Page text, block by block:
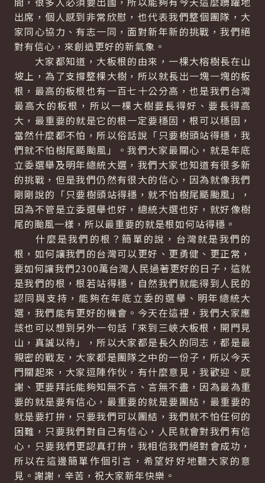
出席，個人感到非常欣慰，也代表我們整個團隊，大
家同心協力、有志一同，面對新年新的挑戰，我們絕
對有信心，來創造更好的新氣象。
大家都知道，大板根的由來，一棵大榕樹長在山
坡上，為了支撐整棵大樹，所以就長出一塊一塊的板
根，最高的板根也有一百七十公分高，也是我們台灣
最高大的板根，所以一棵大樹要長得好、要長得高
大，最重要的就是它的根一定要穩固，根可以穩固，
當然什麼都不怕，所以俗話說「只要樹頭站得穩，我
們就不怕樹尾颳颱風」。我們大家最關心，就是年底
立委選舉及明年總統大選，我們大家也知道有很多新
的挑戰，但是我們仍然有很大的信心，因為就像我們
剛剛說的「只要樹頭站得穩，就不怕樹尾颳颱風」，
因為不管是立委選舉也好，總統大選也好，就好像樹
尾的颱風一樣，所以最重要的就是根如何站得穩。
什麼是我們的根？簡單的說，台灣就是我們的
根，如何讓我們的台灣可以更好、更勇健、更正常，
要如何讓我們2300萬台灣人民過著更好的日子，這就
是我們的根，根若站得穩，自然我們就能得到人民的
認同與支持，能夠在年底立委的選舉、明年總統大
選，我們能有更好的機會。今天在這裡，我們大家應
該也可以想到另外一句話「來到三峽大板根，開門見
山，真誠以待」，所以大家都是長久的同志，都是最
親密的戰友，大家都是團隊之中的一份子，所以今天
門關起來，大家逗陣作伙，有什麼意見，我歡迎、感
謝、更要拜託能夠知無不言、言無不盡，因為最為重
要的就是要有信心，最重要的就是要團結，最重要的
就是要打拚，只要我們可以團結，我們就不怕任何的
困難，只要我們對自己有信心，人民就會對我們有信
心，只要我們更認真打拚，我相信我們絕對會成功，
所以在這邊簡單作個引言，希望好好地聽大家的意
見。謝謝，辛苦，祝大家新年快樂。